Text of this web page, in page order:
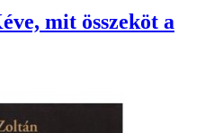
mit összeköt a